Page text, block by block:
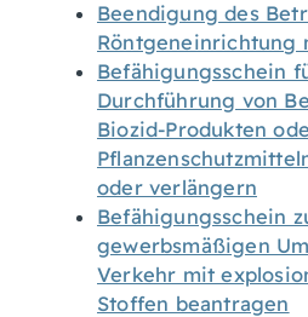
Beendigung des
Röntgeneinrichtung
Befähigungsschein
Durchführung von
Biozid-Produkten
oder verlängern
Befähigungsschein
gewerbsmäßigen
Verkehr mit
Stoffen beantragen